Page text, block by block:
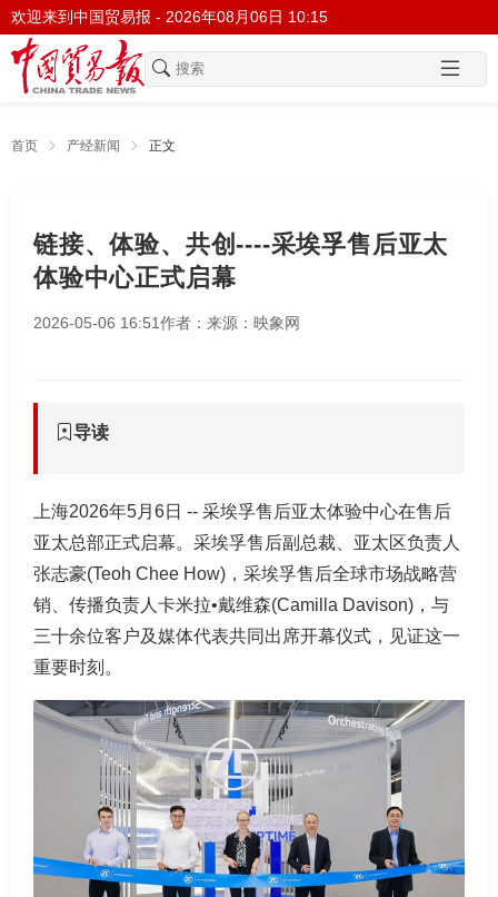
欢迎来到中国贸易报 - 2026年08月06日 10:15
首页 产经新闻 正文
链接、体验、共创----采埃孚售后亚太
体验中心正式启幕
2026-05-06 16:51作者： 来源：映象网
导读
上海2026年5月6日 -- 采埃孚售后亚太体验中心在售后
亚太总部正式启幕。采埃孚售后副总裁、亚太区负责人
张志豪(Teoh Chee How)，采埃孚售后全球市场战略营
销、传播负责人卡米拉•戴维森(Camilla Davison)，与
三十余位客户及媒体代表共同出席开幕仪式，见证这一
重要时刻。